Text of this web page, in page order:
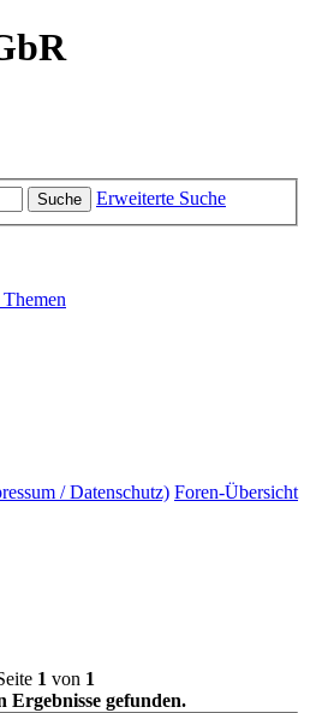
Suche Erweiterte Suche
/ Datenschutz) Foren-Übersicht
1 von 1
Ergebnisse gefunden.